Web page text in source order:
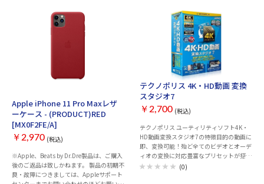
ーラー高さ】：最大150 mm 【対応ラジエ
ータサイズ】 フロント：- トッ
プ：- サイド：- リア：- ボト
ム：- 【標準搭載ファン】 フロント：-
トップ：- サイド：- リア：
1×120 mm ボトム：- 【搭載可能ファ
ン】 フロント：- トップ：-
サイド：- リア：1×120 mm ボト
ム：- 【フロントポート】 USB：
1×USB 3.0/1×USB 2.0 オーディオ：
1×オーディオ in/out 【本体サイズ】：
約2.01 kg 【JAN】：761345102711 【メ
ーカー】：Antec
Apple iPhone 11 Pro Maxレザ
ーケース - (PRODUCT)RED
[MX0F2FE/A]
￥2,970 (税込)
※Apple、Beats by Dr.Dre製品は、ご購入
後のご返品は致しかねます。 製品の初期不
良・故障につきましては、Appleサポート
テクノポリス 4K・HD動画 変換
スタジオ7
￥2,700 (税込)
テクノポリス ユーティリティソフト4K・
HD動画変換スタジオ7の特徴目的の動画に
即、変換可能！殆ど全てのビデオとオーデ
ィオの変換に対応豊富なプリセットが搭載
されており、悩まずに変換開始！iPhone・
(0)